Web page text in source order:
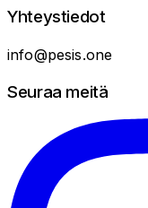
Yhteystiedot
info@pesis.one
Seuraa meitä